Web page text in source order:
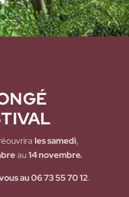
les samedi,
au14 novembre.
au 06 73 55 70 12.